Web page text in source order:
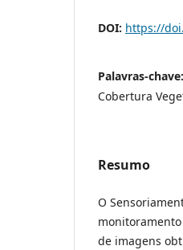
DOI: https://
Palavras-chave:
Cobertura
Resumo
O
de imagens